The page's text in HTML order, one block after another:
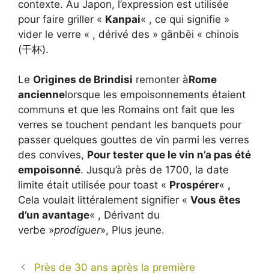
contexte. Au Japon, l’expression est utilisée
pour faire griller « Kanpai« , ce qui signifie »
vider le verre « , dérivé des » gānbēi « chinois
(干杯).
Le Origines de Brindisi remonter àRome
anciennelorsque les empoisonnements étaient
communs et que les Romains ont fait que les
verres se touchent pendant les banquets pour
passer quelques gouttes de vin parmi les verres
des convives, Pour tester que le vin n’a pas été
empoisonné. Jusqu’à près de 1700, la date
limite était utilisée pour toast « Prospérer« ,
Cela voulait littéralement signifier « Vous êtes
d’un avantage« , Dérivant du
verbe »prodiguer», Plus jeune.
Près de 30 ans après la première